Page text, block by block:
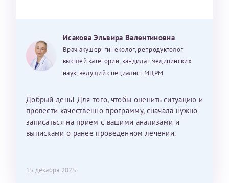
Исакова Эльвира Валентиновна
Врач акушер-гинеколог, репродуктолог
высшей категории, кандидат медицинских
наук, ведущий специалист МЦРМ
Добрый день! Для того, чтобы оценить ситуацию и
провести качественно программу, сначала нужно
записаться на прием с вашими анализами и
выписками о ранее проведенном лечении.
15 декабря 2025